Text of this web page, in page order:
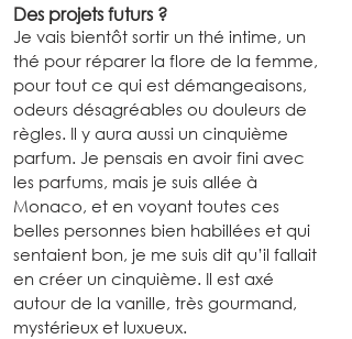
Des projets futurs ?
Je vais bientôt sortir un thé intime, un
thé pour réparer la flore de la femme,
pour tout ce qui est démangeaisons,
odeurs désagréables ou douleurs de
règles. Il y aura aussi un cinquième
parfum. Je pensais en avoir fini avec
les parfums, mais je suis allée à
Monaco, et en voyant toutes ces
belles personnes bien habillées et qui
sentaient bon, je me suis dit qu’il fallait
en créer un cinquième. Il est axé
autour de la vanille, très gourmand,
mystérieux et luxueux.